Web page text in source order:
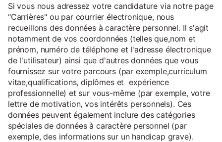
Si vous nous adressez votre candidature via notre page
"Carrières" ou par courrier électronique, nous
recueillons des données à caractère personnel. Il s'agit
notamment de vos coordonnées (telles que,nom et
prénom, numéro de téléphone et l'adresse électronique
de l'utilisateur) ainsi que d'autres données que vous
fournissez sur votre parcours (par exemple,curriculum
vitae,qualifications, diplômes et expérience
professionnelle) et sur vous-même (par exemple, votre
lettre de motivation, vos intérêts personnels). Ces
données peuvent également inclure des catégories
spéciales de données à caractère personnel (par
exemple, des informations sur un handicap grave).